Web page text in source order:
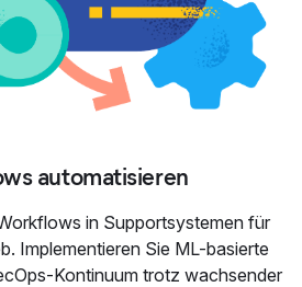
automatisieren
in Supportsystemen für
Implementieren Sie ML-basierte
Kontinuum trotz wachsender